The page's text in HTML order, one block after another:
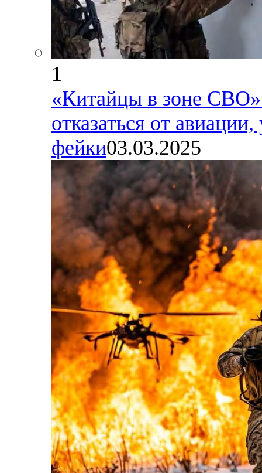
1
«Китайцы в зоне
отказаться от
фейки03.03.2025